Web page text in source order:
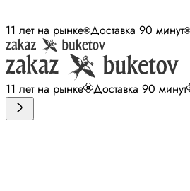
11 лет на рынке Доставка 90 минут
11 лет на рынке Доставка 90 минут